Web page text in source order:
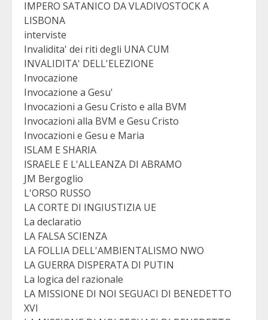
IMPERO SATANICO DA VLADIVOSTOCK A
LISBONA
interviste
Invalidita' dei riti degli UNA CUM
INVALIDITA' DELL'ELEZIONE
Invocazione
Invocazione a Gesu'
Invocazioni a Gesu Cristo e alla BVM
Invocazioni alla BVM e Gesu Cristo
Invocazioni e Gesu e Maria
ISLAM E SHARIA
ISRAELE E L'ALLEANZA DI ABRAMO
JM Bergoglio
L'ORSO RUSSO
LA CORTE DI INGIUSTIZIA UE
La declaratio
LA FALSA SCIENZA
LA FOLLIA DELL'AMBIENTALISMO NWO
LA GUERRA DISPERATA DI PUTIN
La logica del razionale
LA MISSIONE DI NOI SEGUACI DI BENEDETTO
XVI